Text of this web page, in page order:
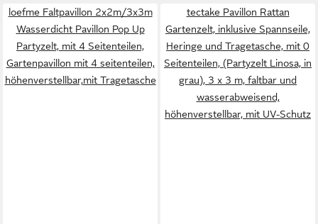
loefme Faltpavillon 2x2m/3x3m
Wasserdicht Pavillon Pop Up
Partyzelt, mit 4 Seitenteilen,
Gartenpavillon mit 4 seitenteilen,
höhenverstellbar,mit Tragetasche
tectake Pavillon Rattan
Gartenzelt, inklusive Spannseile,
Heringe und Tragetasche, mit 0
Seitenteilen, (Partyzelt Linosa, in
grau), 3 x 3 m, faltbar und
wasserabweisend,
höhenverstellbar, mit UV-Schutz